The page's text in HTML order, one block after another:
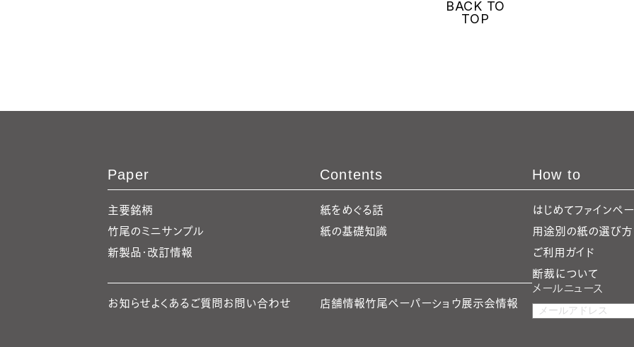
BACK TO
TOP
Paper
主要銘柄
竹尾のミニサンプル
新製品・改訂情報
Contents
紙をめぐる話
紙の基礎知識
How to
はじめてファインペ
用途別の紙の選び方
ご利用ガイド
断裁について
お知らせよくあるご質問お問い合わせ 店舗情報竹尾ペーパーショウ展示会情報
メールニュース